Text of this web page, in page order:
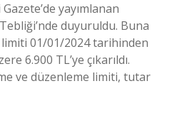
yayımlanan
Tebliği’nde duyuruldu. Buna
01/01/2024 tarihinden
6.900 TL’ye çıkarıldı.
ve düzenleme limiti, tutar